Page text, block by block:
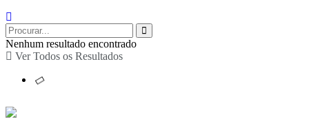
Nenhum resultado encontrado
Ver Todos os Resultados